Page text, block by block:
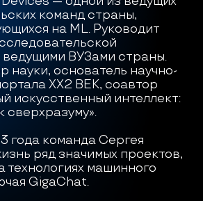
команд страны,
на ML. Руководит
ВУЗами страны.
науки, основатель научно-
XX2 ВЕК, соавтор
искусственный интеллект:
сверхразуму».
года команда Сергея
ряд значимых проектов,
технологиях машинного
GigaChat.